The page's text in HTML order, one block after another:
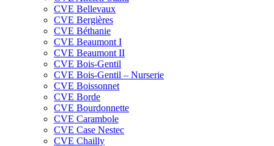
CVE Bellevaux
CVE Bergières
CVE Béthanie
CVE Beaumont I
CVE Beaumont II
CVE Bois-Gentil
CVE Bois-Gentil – Nurserie
CVE Boissonnet
CVE Borde
CVE Bourdonnette
CVE Carambole
CVE Case Nestec
CVE Chailly